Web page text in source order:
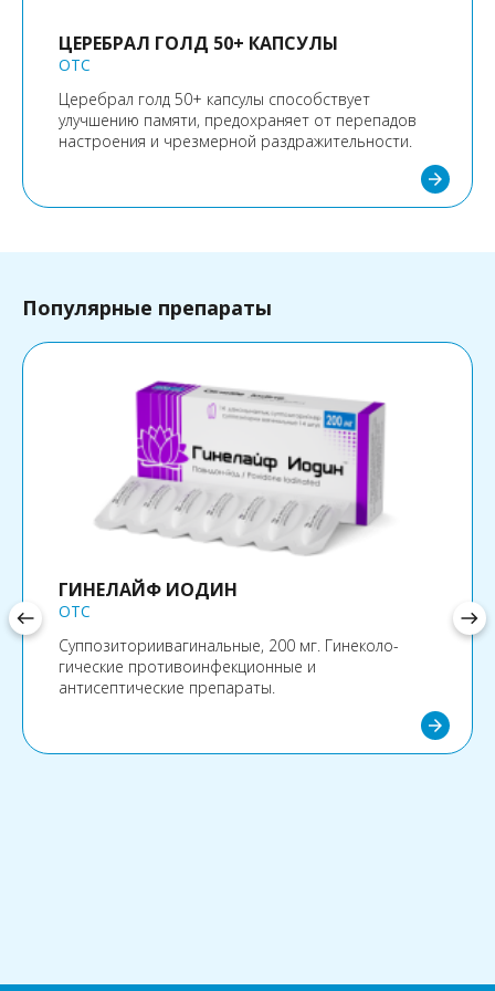
ЦЕРЕБРАЛ ГОЛД 50+ КАПСУЛЫ
OTC
Церебрал голд 50+ капсулы способствует
улучшению памяти, предохраняет от перепадов
настроения и чрезмерной раздражительности.
arrow_forward
Популярные препараты
ГИНЕЛАЙФ ИОДИН
OTC
Суппозиториивагинальные, 200 мг. Гинеколо­
гические противоинфекционные и
антисептические препараты.
arrow_forward
west east